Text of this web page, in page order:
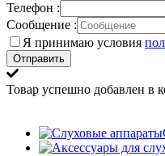
Телефон :
Сообщение :
Я принимаю условия
Отправить
Товар успешно добавлен в